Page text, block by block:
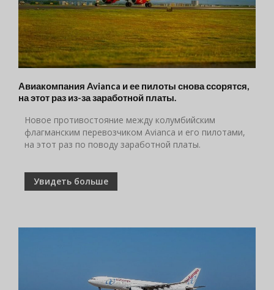
Авиакомпания Avianca и ее пилоты снова ссорятся,
на этот раз из-за заработной платы.
Новое противостояние между колумбийским
флагманским перевозчиком Avianca и его пилотами,
на этот раз по поводу заработной платы.
Увидеть больше